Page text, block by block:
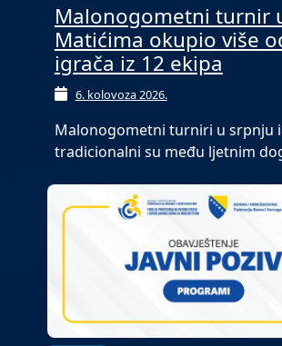
Malonogometni turnir
Matićima okupio više
igrača iz 12 ekipa
6. kolovoza 2026.
Malonogometni turniri u srpnju
tradicionalni su među ljetnim